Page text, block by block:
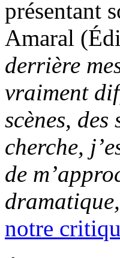
présentant
Amaral
derrière
vraiment
scènes,
cherche,
de
notre